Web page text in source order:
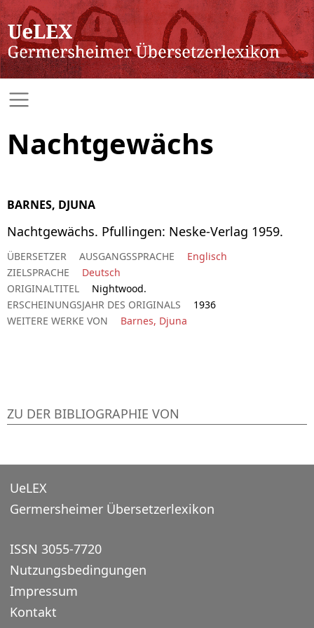
Nachtgewächs
BARNES, DJUNA
Nachtgewächs. Pfullingen: Neske-Verlag 1959.
ÜBERSETZER AUSGANGSSPRACHE
Englisch
ZIELSPRACHE
Deutsch
ORIGINALTITEL
Nightwood.
ERSCHEINUNGSJAHR DES ORIGINALS
1936
WEITERE WERKE VON
Barnes, Djuna
ZU DER BIBLIOGRAPHIE VON
UeLEX
Germersheimer Übersetzerlexikon
ISSN 3055-7720
Nutzungsbedingungen
Impressum
Kontakt